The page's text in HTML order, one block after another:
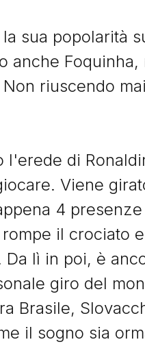
sua popolarità
anche
riuscendo
l'erede di
Viene
4
il crociato
Da lì in poi, è
giro del
Brasile,
il sogno sia
I